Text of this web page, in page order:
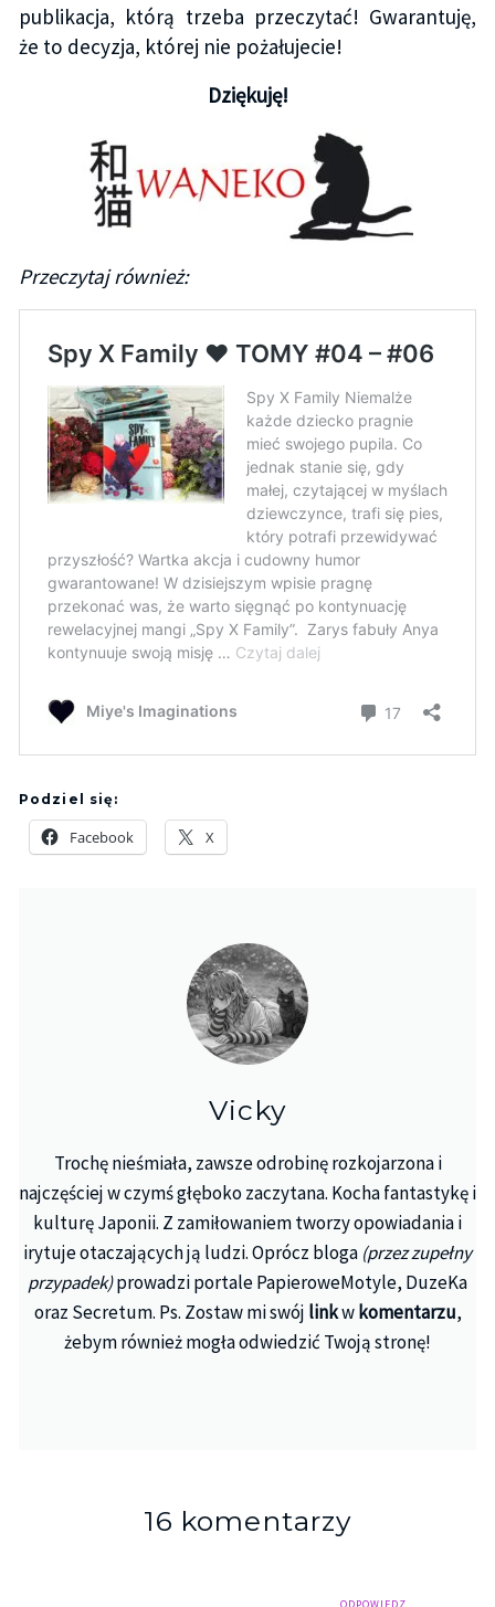
publikacja, którą trzeba przeczytać! Gwarantuję,
że to decyzja, której nie pożałujecie!
Dziękuję!
Przeczytaj również:
Podziel się:
Facebook X
Vicky
Trochę nieśmiała, zawsze odrobinę rozkojarzona i
najczęściej w czymś głęboko zaczytana. Kocha fantastykę i
kulturę Japonii. Z zamiłowaniem tworzy opowiadania i
irytuje otaczających ją ludzi. Oprócz bloga (przez zupełny
przypadek)prowadzi portale PapieroweMotyle, DuzeKa
oraz Secretum. Ps. Zostaw mi swój linkwkomentarzu,
żebym również mogła odwiedzić Twoją stronę!
16 komentarzy
ODPOWIEDZ